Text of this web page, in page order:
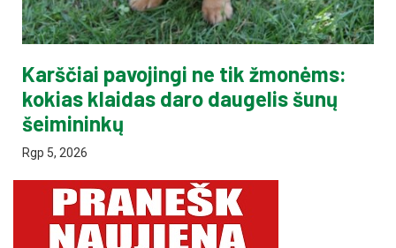
Karščiai pavojingi ne tik žmonėms:
kokias klaidas daro daugelis šunų
šeimininkų
Rgp 5, 2026